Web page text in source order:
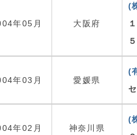
年05月 大阪府
(
年03月 愛媛県
(
年02月 神奈川県
(